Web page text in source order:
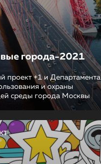
города-2021
проект +1 и Департамента
и охраны
среды города Москвы